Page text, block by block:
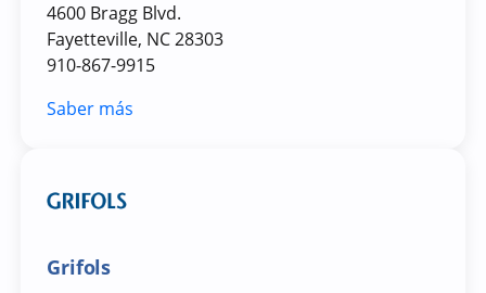
4600 Bragg Blvd.
Fayetteville, NC 28303
910-867-9915
Saber más
Grifols